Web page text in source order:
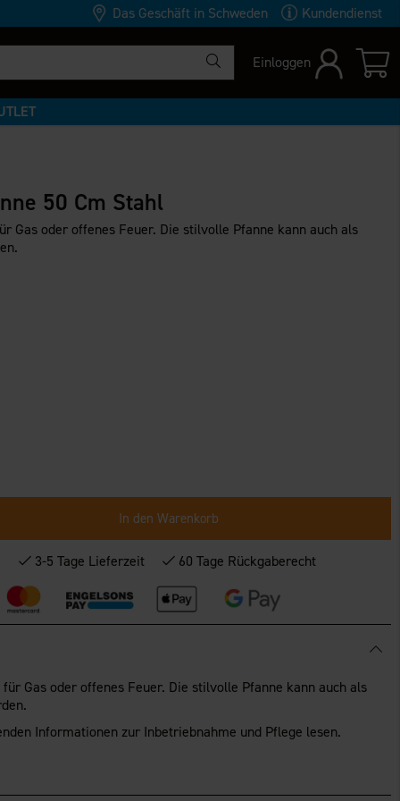
Das Geschäft in Schweden Kundendienst
Einloggen
50 Cm Stahl
Gas oder offenes Feuer. Die stilvolle Pfanne kann auch als
In den Warenkorb
3-5 Tage Lieferzeit 60 Tage Rückgaberecht
Gas oder offenes Feuer. Die stilvolle Pfanne kann auch als
Informationen zur Inbetriebnahme und Pflege lesen.